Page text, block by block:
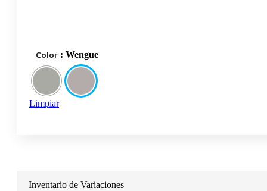
Color : Wengue
Limpiar
Inventario de Variaciones